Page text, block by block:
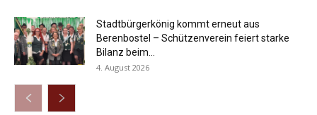
Stadtbürgerkönig kommt erneut aus
Berenbostel – Schützenverein feiert starke
Bilanz beim...
4. August 2026